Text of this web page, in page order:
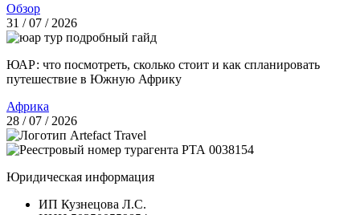
Обзор
31 / 07 / 2026
ЮАР: что посмотреть, сколько стоит и как спланировать
путешествие в Южную Африку
Африка
28 / 07 / 2026
Юридическая информация
ИП Кузнецова Л.С.